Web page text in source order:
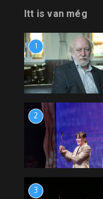
Itt is van még
1
2
3